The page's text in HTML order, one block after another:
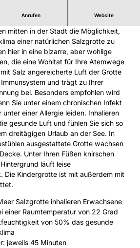
Anrufen Website
mitten in der Stadt die Möglichkeit,
einer natürlichen Salzgrotte zu
hier in eine bizarre, aber wohlige
die eine Wohltat für Ihre Atemwege
Salz angereicherte Luft der Grotte
und trägt zu Ihrer
bei. Besonders empfohlen wird
Sie unter einem chronischen Infekt
einer Allergie leiden. Inhalieren
gesunde Luft und fühlen Sie sich so
dreitägigen Urlaub an der See. In
ausgestattete Grotte wachsen
Unter Ihren Füßen knirschen
läuft leise
Die Kindergrotte ist mit außerdem mit
Salzgrotte inhalieren Erwachsene
einer Raumtemperatur von 22 Grad
von 50% das gesunde
jeweils 45 Minuten